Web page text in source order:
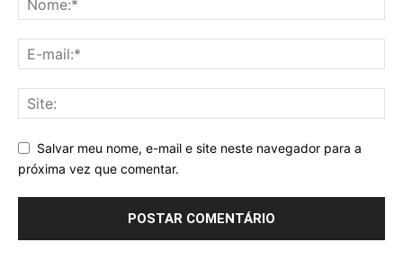
Salvar meu nome, e-mail e site neste navegador para a
próxima vez que comentar.